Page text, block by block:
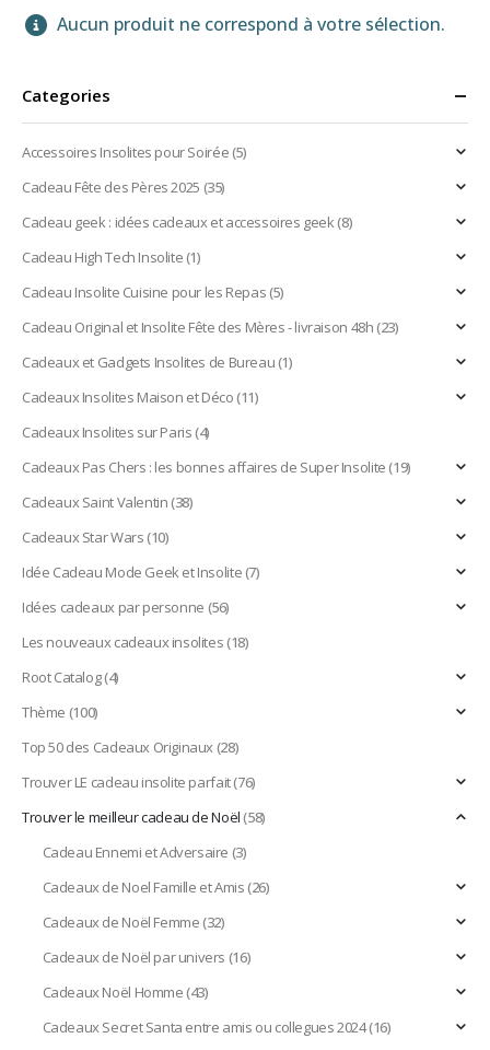
Aucun produit ne correspond à votre sélection.
Categories
Accessoires Insolites pour Soirée(5)
Cadeau Fête des Pères 2025 (35)
Cadeau geek : idées cadeaux et accessoires geek(8)
Cadeau High Tech Insolite(1)
Cadeau Insolite Cuisine pour les Repas(5)
Cadeau Original et Insolite Fête des Mères - livraison 48h(23)
Cadeaux et Gadgets Insolites de Bureau(1)
Cadeaux Insolites Maison et Déco(11)
Cadeaux Insolites sur Paris(4)
Cadeaux Pas Chers : les bonnes affaires de Super Insolite(19)
Cadeaux Saint Valentin(38)
Cadeaux Star Wars(10)
Idée Cadeau Mode Geek et Insolite(7)
Idées cadeaux par personne (56)
Les nouveaux cadeaux insolites(18)
Root Catalog(4)
Thème (100)
Top 50 des Cadeaux Originaux(28)
Trouver LE cadeau insolite parfait(76)
Trouver le meilleur cadeau de Noël(58)
Cadeau Ennemi et Adversaire (3)
Cadeaux de Noel Famille et Amis(26)
Cadeaux de Noël Femme(32)
Cadeaux de Noël par univers (16)
Cadeaux Noël Homme(43)
Cadeaux Secret Santa entre amis ou collegues 2024(16)